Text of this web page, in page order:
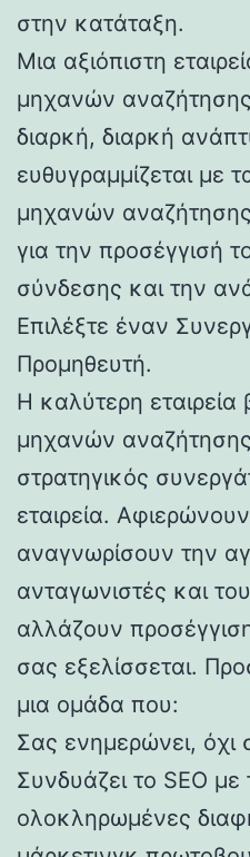
στην κατάταξη.
Μια αξιόπιστη
μηχανών
διαρκή, διαρκή
ευθυγραμμίζεται με
μηχανών
για την προσέγγισή
σύνδεσης και την
Επιλέξτε έναν
Προμηθευτή.
Η καλύτερη εταιρεία
μηχανών αναζήτησης
στρατηγικός
εταιρεία.
αναγνωρίσουν την
ανταγωνιστές και
αλλάζουν
σας εξελίσσεται.
μια ομάδα που:
Σας ενημερώνει, όχι
Συνδυάζει το SEO με
ολοκληρωμένες